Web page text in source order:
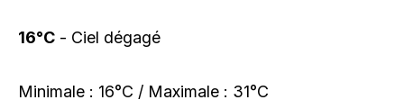
16°C - Ciel dégagé
Minimale : 16°C / Maximale : 31°C